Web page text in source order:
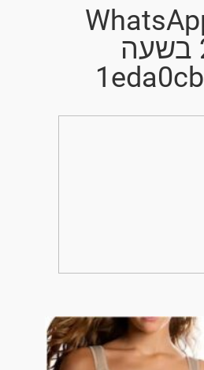
2025-06-15 בשעה